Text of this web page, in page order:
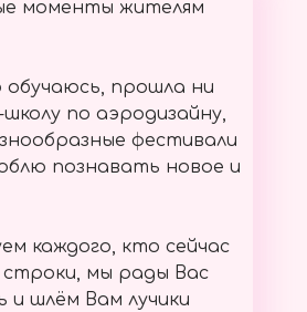
моменты жителям
обучаюсь, прошла ни
по аэродизайну,
фестивали
познавать новое и
каждого, кто сейчас
мы рады Вас
и шлём Вам лучики